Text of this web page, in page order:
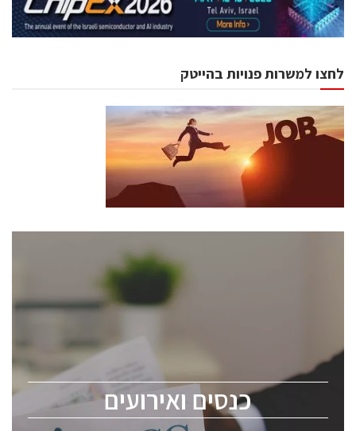
לחצו למשרות פנויות בהייטק
כנסים ואירועים
כנסים ואירועים
לכל העוסקים בתעשיית הסמיקונדקטור כולל מהנדסים,
ChipEx2026 will be held on May 12-13, 2026. The